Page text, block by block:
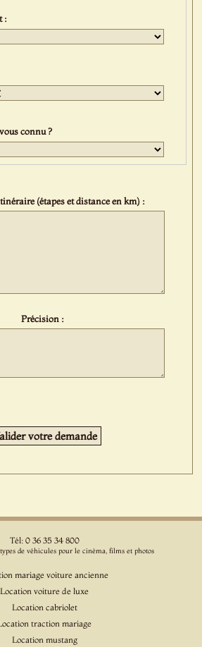
:
connu ?
(étapes et distance en km) :
Précision :
Tél: 0 36 35 34 800
de véhicules pour le cinéma, films et photos
mariage voiture ancienne
Location voiture de luxe
Location cabriolet
traction mariage
Location mustang